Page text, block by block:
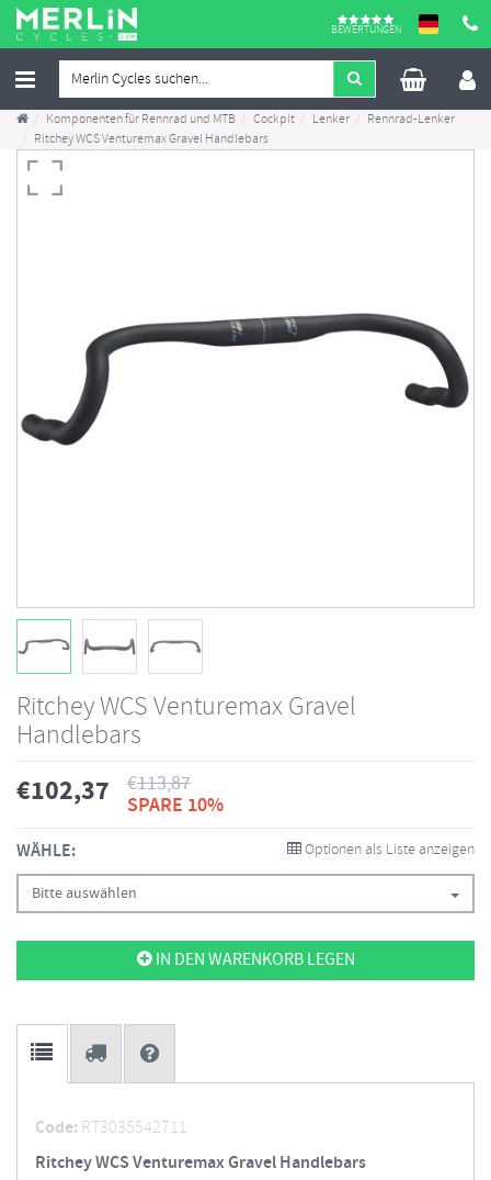
BEWERTUNGEN
Komponenten für Rennrad und MTB Cockpit Lenker
Rennrad-Lenker
Ritchey WCS Venturemax Gravel Handlebars
Ritchey WCS Venturemax Gravel
Handlebars
€102,37 €113,87
SPARE 10%
WÄHLE: Optionen als Liste anzeigen
Bitte auswählen
IN DEN WARENKORB LEGEN
Code: RT3035542711
Ritchey WCS Venturemax Gravel Handlebars